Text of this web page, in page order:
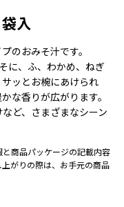
入
のおみそ汁です。
に、ふ、わかめ、ねぎ
ッとお椀にあけられ
な香りが広がります。
ど、さまざまなシーン
商品パッケージの記載内容
がりの際は、お手元の商品